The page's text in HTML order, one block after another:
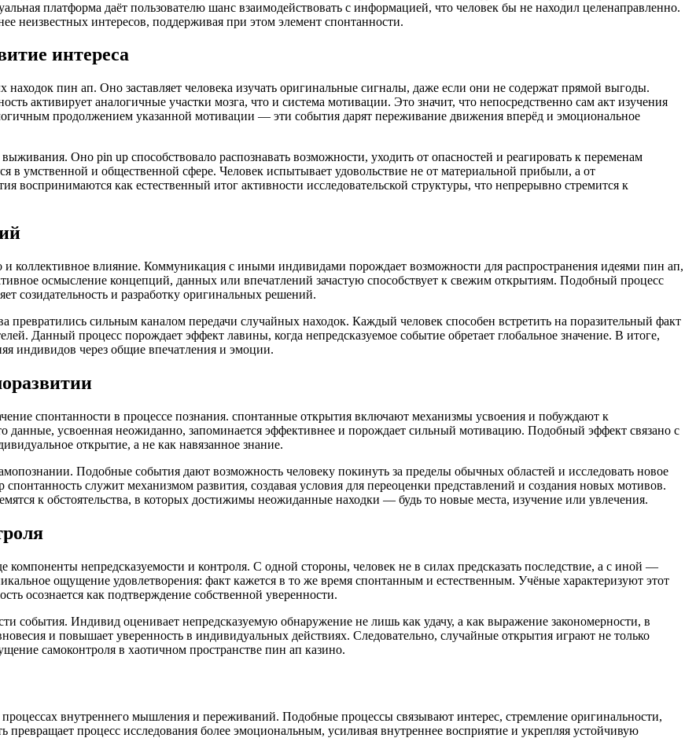
платформа даёт пользователю шанс взаимодействовать с информацией, что человек бы не находил целенаправленно.
неизвестных интересов, поддерживая при этом элемент спонтанности.
интереса
пин ап. Оно заставляет человека изучать оригинальные сигналы, даже если они не содержат прямой выгоды.
активирует аналогичные участки мозга, что и система мотивации. Это значит, что непосредственно сам акт изучения
продолжением указанной мотивации — эти события дарят переживание движения вперёд и эмоциональное
Оно pin up способствовало распознавать возможности, уходить от опасностей и реагировать к переменам
умственной и общественной сфере. Человек испытывает удовольствие не от материальной прибыли, а от
воспринимаются как естественный итог активности исследовательской структуры, что непрерывно стремится к
коллективное влияние. Коммуникация с иными индивидами порождает возможности для распространения идеями пин ап,
осмысление концепций, данных или впечатлений зачастую способствует к свежим открытиям. Подобный процесс
созидательность и разработку оригинальных решений.
превратились сильным каналом передачи случайных находок. Каждый человек способен встретить на поразительный факт
Данный процесс порождает эффект лавины, когда непредсказуемое событие обретает глобальное значение. В итоге,
индивидов через общие впечатления и эмоции.
спонтанности в процессе познания. спонтанные открытия включают механизмы усвоения и побуждают к
данные, усвоенная неожиданно, запоминается эффективнее и порождает сильный мотивацию. Подобный эффект связано с
открытие, а не как навязанное знание.
Подобные события дают возможность человеку покинуть за пределы обычных областей и исследовать новое
служит механизмом развития, создавая условия для переоценки представлений и создания новых мотивов.
к обстоятельства, в которых достижимы неожиданные находки — будь то новые места, изучение или увлечения.
непредсказуемости и контроля. С одной стороны, человек не в силах предсказать последствие, а с иной —
ощущение удовлетворения: факт кажется в то же время спонтанным и естественным. Учёные характеризуют этот
осознается как подтверждение собственной уверенности.
события. Индивид оценивает непредсказуемую обнаружение не лишь как удачу, а как выражение закономерности, в
и повышает уверенность в индивидуальных действиях. Следовательно, случайные открытия играют не только
самоконтроля в хаотичном пространстве пин ап казино.
внутреннего мышления и переживаний. Подобные процессы связывают интерес, стремление оригинальности,
превращает процесс исследования более эмоциональным, усиливая внутреннее восприятие и укрепляя устойчивую